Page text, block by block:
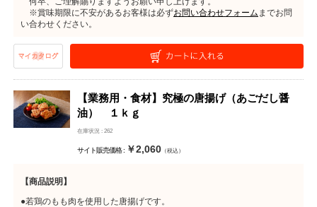
※賞味期限に不安があるお客様は必ずお問い合わせフォーム までお問
い合わせください。
【業務用・食材】究極の唐揚げ（あごだし醤
油） １ｋｇ
在庫状況 : 262
サイト販売価格 : ￥2,060（税込）
【商品説明】
●若鶏のもも肉を使用した唐揚げです。